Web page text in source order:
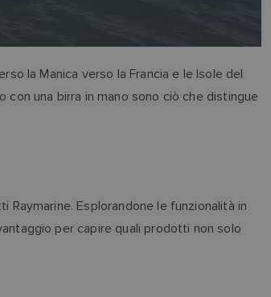
la Manica verso la Francia e le Isole del
una birra in mano sono ciò che distingue
Esplorandone le funzionalità in
per capire quali prodotti non solo